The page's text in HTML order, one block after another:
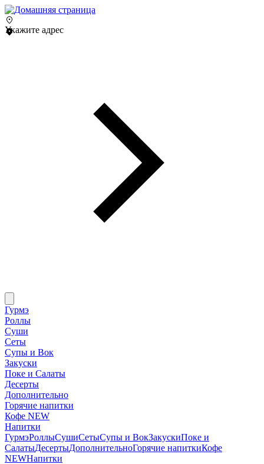
Укажите адрес
Гурмэ
Роллы
Суши
Сеты
Супы и Вок
Закуски
Поке и Салаты
Десерты
Дополнительно
Горячие напитки
Кофе NEW
Напитки
ГурмэРоллыСушиСетыСупы и ВокЗакускиПоке и
СалатыДесертыДополнительноГорячие напиткиКофе
NEWНапитки